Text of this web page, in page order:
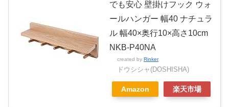
でも安心 壁掛けフック ウォ
ールハンガー 幅40 ナチュラ
ル 幅40×奥行10×高さ10cm
NKB-P40NA
created by Rinker
ドウシシャ(DOSHISHA)
Amazon 楽天市場